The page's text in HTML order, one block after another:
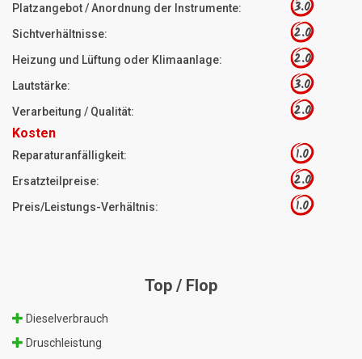
Platzangebot / Anordnung der Instrumente: 3.0
Sichtverhältnisse: 2.0
Heizung und Lüftung oder Klimaanlage: 2.0
Lautstärke: 3.0
Verarbeitung / Qualität: 2.0
Kosten
Reparaturanfälligkeit: 1.0
Ersatzteilpreise: 2.0
Preis/Leistungs-Verhältnis: 1.0
Top / Flop
Dieselverbrauch
Druschleistung